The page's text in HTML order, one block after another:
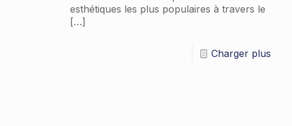
esthétiques les plus populaires à travers le
[…]
Charger plus